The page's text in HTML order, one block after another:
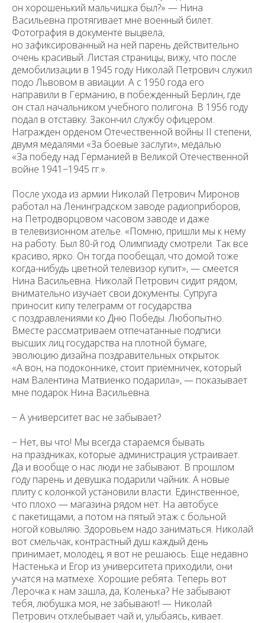
он хорошенький мальчишка был?» — Нина
Васильевна протягивает мне военный билет.
Фотография в документе выцвела,
но зафиксированный на ней парень действительно
очень красивый. Листая страницы, вижу, что после
демобилизации в 1945 году Николай Петрович служил
подо Львовом в авиации. А с 1950 года его
направили в Германию, в побежденный Берлин, где
он стал начальником учебного полигона. В 1956 году
подал в отставку. Закончил службу офицером.
Награжден орденом Отечественной войны II степени,
двумя медалями «За боевые заслуги», медалью
«За победу над Германией в Великой Отечественной
войне 1941−1945 гг.».
После ухода из армии Николай Петрович Миронов
работал на Ленинградском заводе радиоприборов,
на Петродворцовом часовом заводе и даже
в телевизионном ателье. «Помню, пришли мы к нему
на работу. Был 80-й год. Олимпиаду смотрели. Так все
красиво, ярко. Он тогда пообещал, что домой тоже
когда-нибудь цветной телевизор купит», — смеется
Нина Васильевна. Николай Петрович сидит рядом,
внимательно изучает свои документы. Супруга
приносит кипу телеграмм от государства
с поздравлениями ко Дню Победы. Любопытно.
Вместе рассматриваем отпечатанные подписи
высших лиц государства на плотной бумаге,
эволюцию дизайна поздравительных открыток.
«А вон, на подоконнике, стоит приёмничек, который
нам Валентина Матвиенко подарила», — показывает
мне подарок Нина Васильевна.
− А университет вас не забывает?
− Нет, вы что! Мы всегда стараемся бывать
на праздниках, которые администрация устраивает.
Да и вообще о нас люди не забывают. В прошлом
году парень и девушка подарили чайник. А новые
плиту с колонкой установили власти. Единственное,
что плохо — магазина рядом нет. На автобусе
с пакетищами, а потом на пятый этаж с больной
ногой ковыляю. Здоровьем надо заниматься. Николай
вот смельчак, контрастный душ каждый день
принимает, молодец, я вот не решаюсь. Еще недавно
Настенька и Егор из университета приходили, они
учатся на матмехе. Хорошие ребята. Теперь вот
Лерочка к нам зашла, да, Коленька? Не забывают
тебя, любушка моя, не забывают! — Николай
Петрович отхлебывает чай и, улыбаясь, кивает.
Политика СПбГУ в отношении обработки
персональных данных
Saint Petersburg State University© 2026
Уважаемые универсанты и гости! Если
вы заметили неточность в опубликованных
сведениях, пожалуйста, сообщите об этом
на электронный адресpro@spbu.ru
Санкт-Петербургский государственный университет©
2026